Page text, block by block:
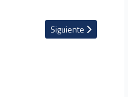
Artículo siguiente:
Siguiente